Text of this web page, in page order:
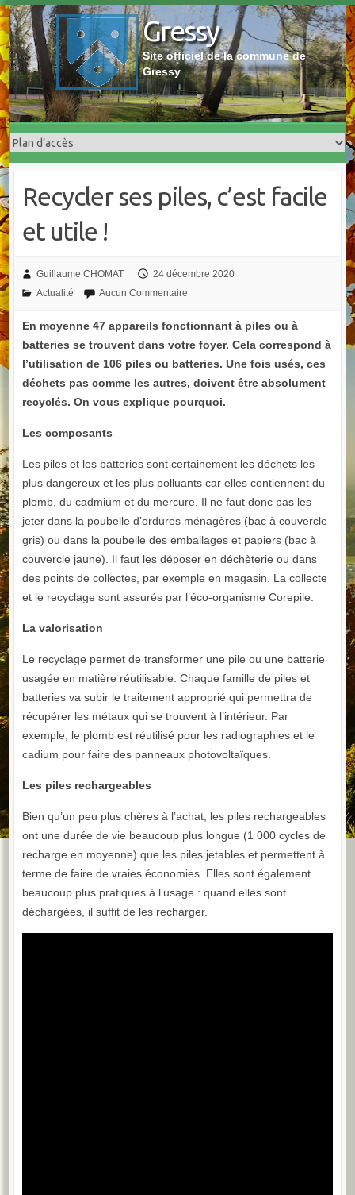
Skip
to
content
Gressy
Site officiel de la commune de
Gressy
Recycler ses piles, c’est facile
et utile !
Guillaume CHOMAT
24 décembre 2020
Actualité
Aucun Commentaire
En moyenne 47 appareils fonctionnant à piles ou à
batteries se trouvent dans votre foyer. Cela correspond à
l’utilisation de 106 piles ou batteries. Une fois usés, ces
déchets pas comme les autres, doivent être absolument
recyclés. On vous explique pourquoi.
Les composants
Les piles et les batteries sont certainement les déchets les
plus dangereux et les plus polluants car elles contiennent du
plomb, du cadmium et du mercure. Il ne faut donc pas les
jeter dans la poubelle d’ordures ménagères (bac à couvercle
gris) ou dans la poubelle des emballages et papiers (bac à
couvercle jaune). Il faut les déposer en déchèterie ou dans
des points de collectes, par exemple en magasin. La collecte
et le recyclage sont assurés par l’éco-organisme Corepile.
La valorisation
Le recyclage permet de transformer une pile ou une batterie
usagée en matière réutilisable. Chaque famille de piles et
batteries va subir le traitement approprié qui permettra de
récupérer les métaux qui se trouvent à l’intérieur. Par
exemple, le plomb est réutilisé pour les radiographies et le
cadium pour faire des panneaux photovoltaïques.
Les piles rechargeables
Bien qu’un peu plus chères à l’achat, les piles rechargeables
ont une durée de vie beaucoup plus longue (1 000 cycles de
recharge en moyenne) que les piles jetables et permettent à
terme de faire de vraies économies. Elles sont également
beaucoup plus pratiques à l’usage : quand elles sont
déchargées, il suffit de les recharger.